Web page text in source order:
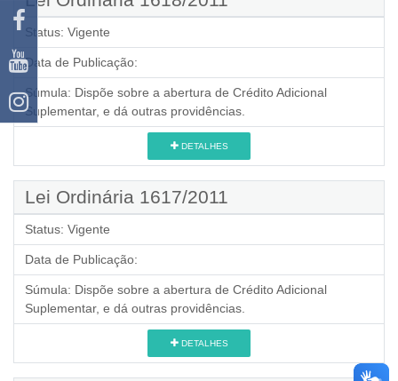
Status: Vigente
Data de Publicação:
Súmula: Dispõe sobre a abertura de Crédito Adicional
Suplementar, e dá outras providências.
DETALHES
Lei Ordinária 1617/2011
Status: Vigente
Data de Publicação:
Súmula: Dispõe sobre a abertura de Crédito Adicional
Suplementar, e dá outras providências.
DETALHES